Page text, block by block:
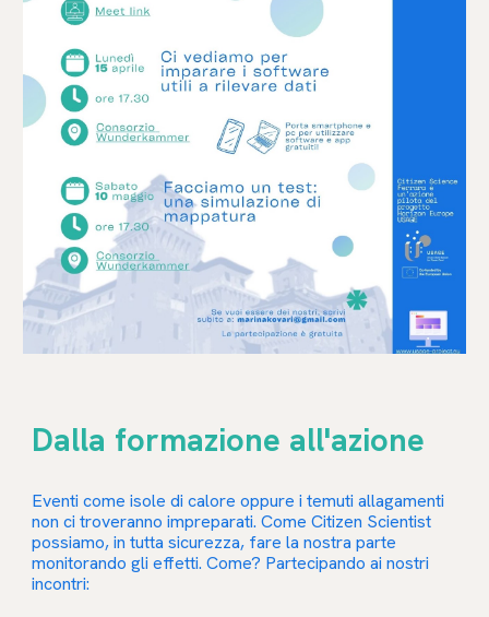
Dalla formazione all'azione
Eventi come isole di calore oppure i temuti allagamenti
non ci troveranno impreparati. Come Citizen Scientist
possiamo, in tutta sicurezza, fare la nostra parte
monitorando gli effetti. Come? Partecipando ai nostri
incontri: